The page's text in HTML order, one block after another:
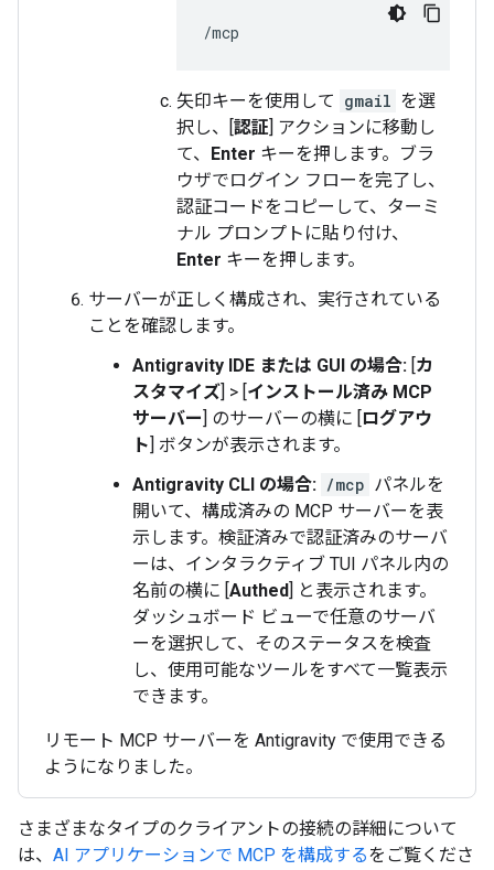
矢印キーを使用して gmail を選
択し、[認証] アクションに移動し
て、 Enter キーを押します。ブラ
ウザでログイン フローを完了し、
認証コードをコピーして、ターミ
ナル プロンプトに貼り付け、
Enter キーを押します。
サーバーが正しく構成され、実行されている
ことを確認します。
Antigravity IDE または GUI の場合: [カ
スタマイズ] > [インストール済み MCP
サーバー] のサーバーの横に [ログアウ
ト] ボタンが表示されます。
Antigravity CLI の場合: /mcp パネルを
開いて、構成済みの MCP サーバーを表
示します。検証済みで認証済みのサーバ
ーは、インタラクティブ TUI パネル内の
名前の横に [Authed] と表示されます。
ダッシュボード ビューで任意のサーバ
ーを選択して、そのステータスを検査
し、使用可能なツールをすべて一覧表示
できます。
リモート MCP サーバーを Antigravity で使用できる
ようになりました。
さまざまなタイプのクライアントの接続の詳細について
は、 AI アプリケーションで MCP を構成するをご覧くださ